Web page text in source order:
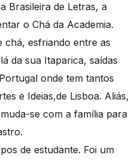
Brasileira de Letras, a
o Chá da Academia.
chá, esfriando entre as
da sua Itaparica, saídas
onde tem tantos
e Ideias,de Lisboa. Aliás,
se com a família para
de estudante. Foi um